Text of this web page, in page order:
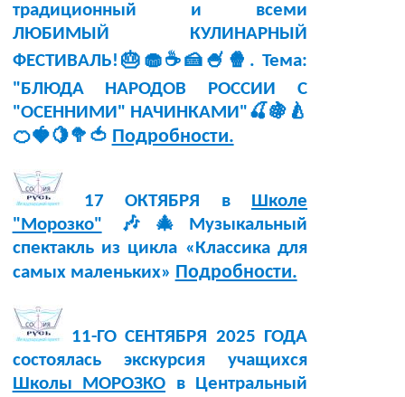
традиционный и всеми
ЛЮБИМЫЙ КУЛИНАРНЫЙ
ФЕСТИВАЛЬ!🎂🧁☕🍰🍧🍿. Тема:
"БЛЮДА НАРОДОВ РОССИИ С
"ОСЕННИМИ" НАЧИНКАМИ"🍒🍇🍐
🍊🍓🍋🥦🍅 Подробности.
17 ОКТЯБРЯ в Школе
"Морозко" 🎶🎄Музыкальный
спектакль из цикла «Классика для
самых маленьких» Подробности.
11-ГО СЕНТЯБРЯ 2025 ГОДА
состоялась экскурсия учащихся
Школы МОРОЗКО в Центральный